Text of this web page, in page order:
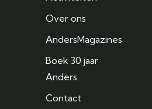
Over ons
AndersMagazines
Boek 30 jaar
Anders
Contact